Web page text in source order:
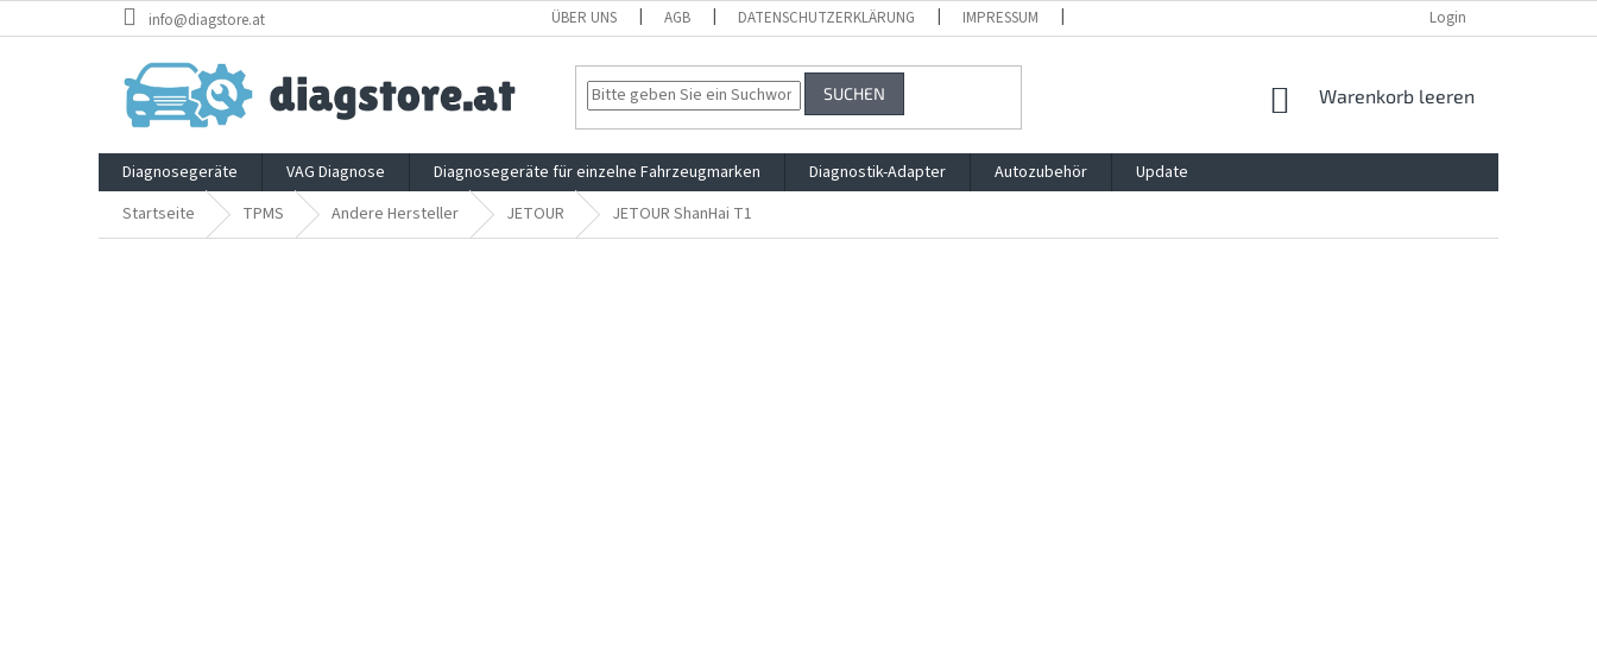
Inhalt
info@diagstore.at ÜBER UNS AGB DATENSCHUTZERKLÄRUNG IMPRESSUM Login
SUCHEN WARENKORB
Warenkorb leeren
Diagnosegeräte VAG Diagnose Diagnosegeräte für einzelne Fahrzeugmarken Diagnostik-Adapter Autozubehör
Update
Startseite
TPMS Andere Hersteller JETOUR JETOUR ShanHai T1